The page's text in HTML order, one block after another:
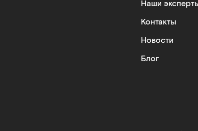
Наши
Контакты
Новости
Блог